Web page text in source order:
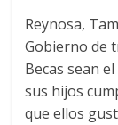
Reynosa,
Gobierno de
Becas sean
sus hijos
que ellos